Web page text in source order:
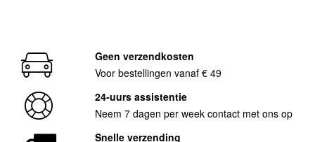
Geen verzendkosten
Voor bestellingen vanaf € 49
24-uurs assistentie
Neem 7 dagen per week contact met ons op
Snelle verzending